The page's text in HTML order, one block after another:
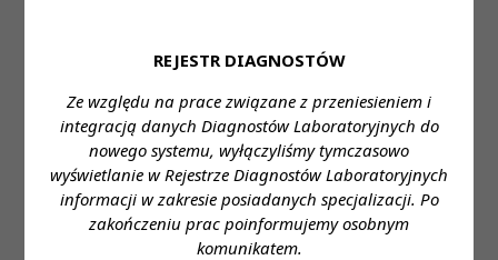
REJESTR DIAGNOSTÓW
Ze względu na prace związane z przeniesieniem i
integracją danych Diagnostów Laboratoryjnych do
nowego systemu, wyłączyliśmy tymczasowo
wyświetlanie w Rejestrze Diagnostów Laboratoryjnych
informacji w zakresie posiadanych specjalizacji. Po
zakończeniu prac poinformujemy osobnym
komunikatem.
Proponowane wynagrodzenie:od 6 474,00 zł
brutto zasadnicze wynagrodzenie do 6 474,00 zł
brutto zasadnicze wynagrodzenie + dodatek za
wysługę lat + premia comiesięczna
Forma zatrudnienia:umowa o pracę na
zastępstwo